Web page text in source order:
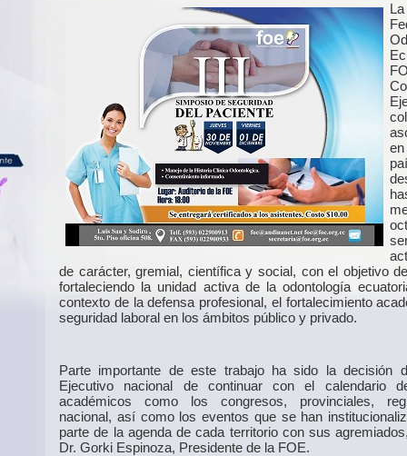
La
de carácter, gremial, científica y social, con el objetivo
fortaleciendo la unidad activa de la odontología
contexto de la defensa profesional, el fortalecimiento
seguridad laboral en los ámbitos público y privado.
Parte importante de este trabajo ha sido la decisión
Ejecutivo nacional de continuar con el calendario
académicos como los congresos, provinciales,
nacional, así como los eventos que se han
parte de la agenda de cada territorio con sus
Dr. Gorki Espinoza, Presidente de la FOE.